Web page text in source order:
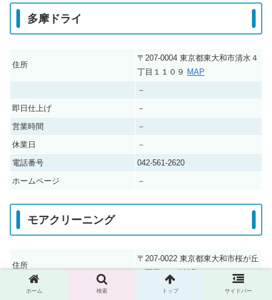
多摩ドライ
住所
〒207-0004 東京都東大和市清水４
丁目１１０９ MAP
－
即日仕上げ
－
営業時間
－
休業日
－
電話番号
042-561-2620
ホームページ
－
モアクリーニング
住所
〒207-0022 東京都東大和市桜が丘
３丁目４４MAP
ホーム 検索 トップ サイドバー